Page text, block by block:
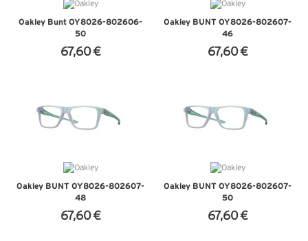
Oakley Bunt OY8026-802606-
50
67,60 €
Oakley BUNT OY8026-802607-
46
67,60 €
Oakley BUNT OY8026-802607-
48
67,60 €
Oakley BUNT OY8026-802607-
50
67,60 €